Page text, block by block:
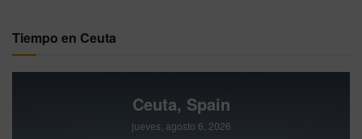
Tiempo en Ceuta
Ceuta, Spain
jueves, agosto 6, 2026